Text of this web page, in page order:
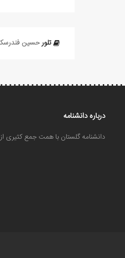
تلورحسین
درباره دانشنامه
دانشنامه گلستان با همت جمع کثیری